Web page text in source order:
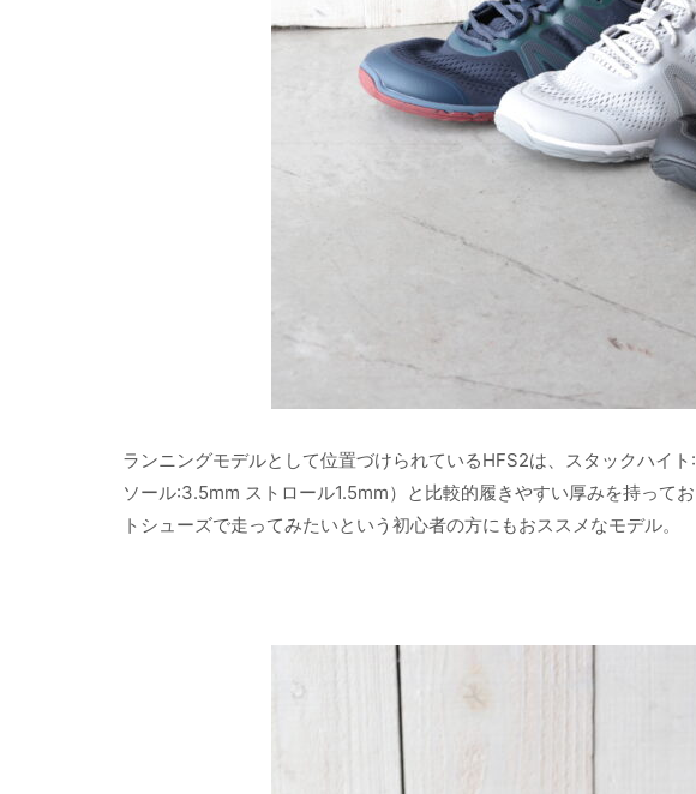
ランニングモデルとして位置づけられているHFS2は、スタックハイ
ソール:3.5mm ストロール1.5mm）と比較的履きやすい厚みを持って
トシューズで走ってみたいという初心者の方にもおススメなモデル。